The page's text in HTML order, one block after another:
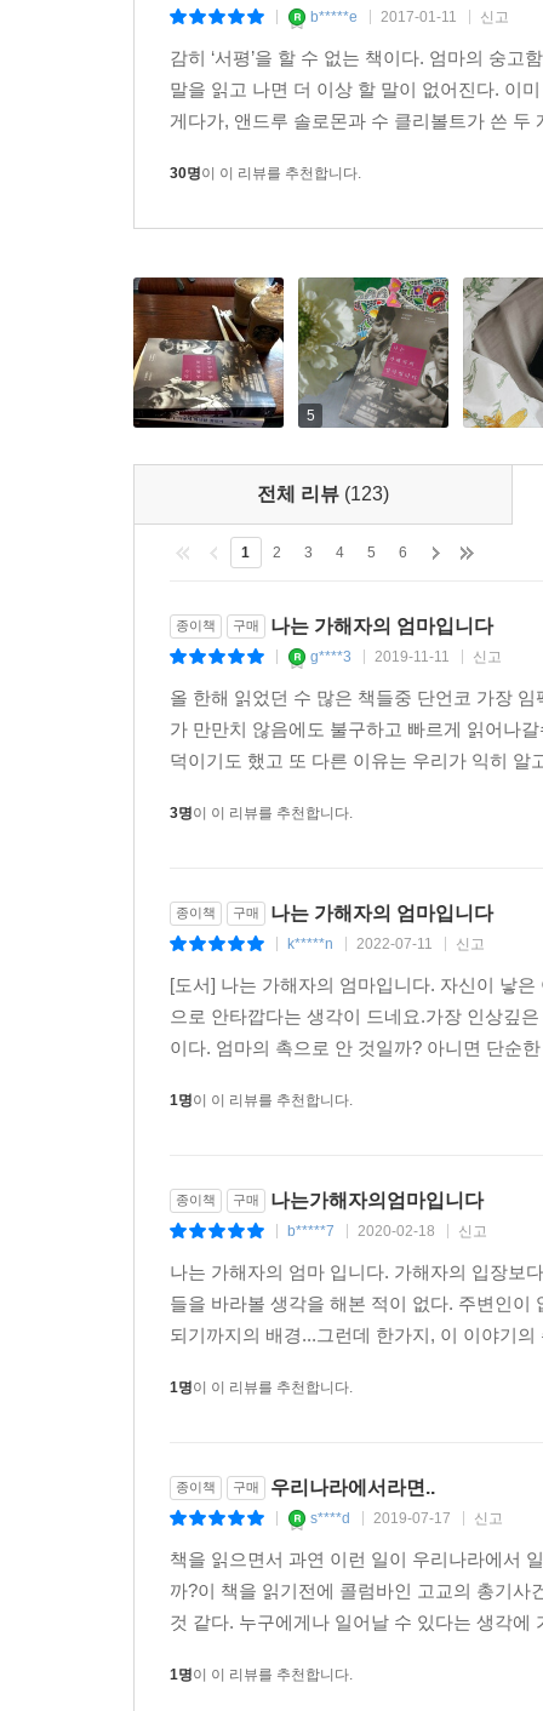
받을 수 있는 방법이 있다면 알려주렴. 우리에게
내 아들이 악몽 같은 잔인한 행동을 계획하고
페가수스를 만들어준 마음이 따뜻한 아이, 천 피
사람은 누구였고, 나는 왜 그를 사랑했나?(242)
한 친구가 이메일에 어떤 글을 옮겨 적어 보내준
채로 있는 것에 대해 인내심을 가지라.” 라이너
외국어로 쓰인 책처럼 여기고 그 자체로 사랑하
것이다. 모든 것을 경험하는 게 관건이다. 지금
경험하고 있음을 알게 된다.” 내 마음이 다시 내 아
파국으로 몰고간 힘이 뚜렷하게 보였다면 더 좋
콜럼바인의 ‘원인’이었을까? 폭력적 비디오게
수는 있다. 그렇지만 이들 가운데 어떤 것도, 아
딜런이 종이접기하는 모습을 보던 일을 종종 생
대충대충 했고 아직 손끝이 어설펐다. 그래도 복
앉아 딜런의 손이 벌새처럼 날래게 움직이는
신기했다. 종잇장처럼 평범한 것이 몇 번 접는 것
여러모로 닮았다. 나는 나 자신, 내 아들, 내 가족
가해자의 엄마, 가해자의 가족으로 살아남기
이 책의 부제는 ‘비극의 여파 속에서 살아가기
‘가해자 가족’의 입장에서 서술한 것이다. 2차
저자는 시종일관 희생자 당사자와 가족, 친구들
미안함을 온전히 느끼고 사유하고 기록한다는
앤드루 솔로몬은 자신의 저작 〈부모와 다른
같다.”고 요약한 바 있다. 또 남편 톰 클리볼드는
빠져든 어둠의 정체를 가장 정직하게 직시하려
한다. 또 이런 저자를 돕고 위로하고 지지했던
반짝인다. 특히 범죄자, 살인자의 가족이나 사랑
때문이다.(107)
콜럼바인 직후에 나는 글을 쓰면서 일시적이긴
모순적인 무수한 감정들을 담아놓는 공간으로
삼킬 수 있었다. 희생자 가족들에게 직접 다가가
어느 날 아침 침대 가장자리에 앉아 옷을 입으려
b*****e 2017-01-11 신고
감히 ‘서평’을 할 수 없는 책이다. 엄마의 숭고
말을 읽고 나면 더 이상 할 말이 없어진다. 이
게다가, 앤드루 솔로몬과 수 클리볼트가 쓴
30명이 이 리뷰를 추천합니다.
5
전체 리뷰 (123)
1 2 3 4 5 6
종이책 구매 나는 가해자의 엄마입니다
g****3 2019-11-11 신고
올 한해 읽었던 수 많은 책들중 단언코 가장
가 만만치 않음에도 불구하고 빠르게 읽어나
덕이기도 했고 또 다른 이유는 우리가 익히
3명이 이 리뷰를 추천합니다.
종이책 구매 나는 가해자의 엄마입니다
k*****n 2022-07-11 신고
[도서] 나는 가해자의 엄마입니다. 자신이 낳
으로 안타깝다는 생각이 드네요.가장 인상깊
이다. 엄마의 촉으로 안 것일까? 아니면 단순
1명이 이 리뷰를 추천합니다.
종이책 구매 나는가해자의엄마입니다
b*****7 2020-02-18 신고
나는 가해자의 엄마 입니다. 가해자의 입장보
들을 바라볼 생각을 해본 적이 없다. 주변인
되기까지의 배경...그런데 한가지, 이 이야기
1명이 이 리뷰를 추천합니다.
종이책 구매 우리나라에서라면..
s****d 2019-07-17 신고
책을 읽으면서 과연 이런 일이 우리나라에서
까?이 책을 읽기전에 콜럼바인 고교의 총기
것 같다. 누구에게나 일어날 수 있다는 생각
1명이 이 리뷰를 추천합니다.